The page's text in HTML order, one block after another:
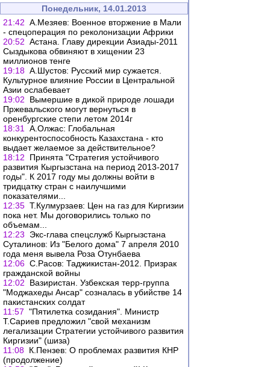
Понедельник, 14.01.2013
21:42 А.Мезяев: Военное вторжение в Мали
- спецоперация по реколонизации Африки
20:52 Астана. Главу дирекции Азиады-2011
Сыздыкова обвиняют в хищении 23
миллионов тенге
19:18 А.Шустов: Русский мир сужается.
Культурное влияние России в Центральной
Азии ослабевает
19:02
Вымершие в дикой природе лошади
Пржевальского могут вернуться в
оренбургские степи летом 2014г
18:31
А.Олжас: Глобальная
конкурентоспособность Казахстана - кто
выдает желаемое за действительное?
18:12
Принята "Стратегия устойчивого
развития Кыргызстана на период 2013-2017
годы". К 2017 году мы должны войти в
тридцатку стран с наилучшими
показателями...
12:35 Т.Кулмурзаев: Цен на газ для Киргизии
пока нет. Мы договорились только по
объемам...
12:23
Экс-глава спецслужб Кыргызстана
Суталинов: Из "Белого дома" 7 апреля 2010
года меня вывела Роза Отунбаева
12:06 С.Расов: Таджикистан-2012. Призрак
гражданской войны
12:02
Вазиристан. Узбекская терр-группа
"Моджахеды Ансар" созналась в убийстве 14
пакистанских солдат
11:57 "Пятилетка созидания". Министр
Т.Сариев предложил "свой механизм
легализации Стратегии устойчивого развития
Киргизии" (шиза)
11:08 К.Пензев: О проблемах развития КНР
(продолжение)